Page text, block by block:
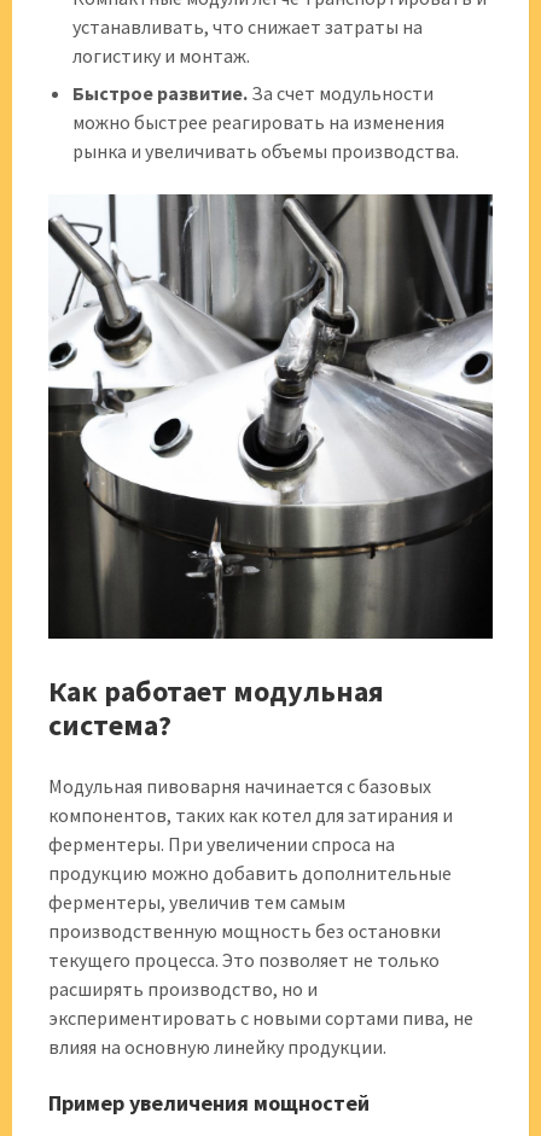
устанавливать, что снижает затраты на
логистику и монтаж.
Быстрое развитие. За счет модульности
можно быстрее реагировать на изменения
рынка и увеличивать объемы производства.
Как работает модульная
система?
Модульная пивоварня начинается с базовых
компонентов, таких как котел для затирания и
ферментеры. При увеличении спроса на
продукцию можно добавить дополнительные
ферментеры, увеличив тем самым
производственную мощность без остановки
текущего процесса. Это позволяет не только
расширять производство, но и
экспериментировать с новыми сортами пива, не
влияя на основную линейку продукции.
Пример увеличения мощностей